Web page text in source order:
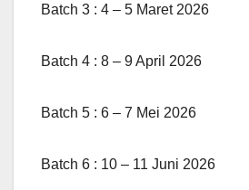
Batch 3 : 4 – 5 Maret 2026
Batch 4 : 8 – 9 April 2026
Batch 5 : 6 – 7 Mei 2026
Batch 6 : 10 – 11 Juni 2026